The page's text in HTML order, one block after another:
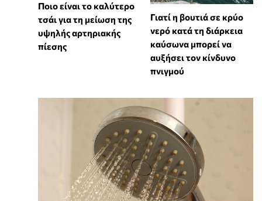
Ποιο είναι το καλύτερο
τσάι για τη μείωση της
υψηλής αρτηριακής
πίεσης
Γιατί η βουτιά σε κρύο
νερό κατά τη διάρκεια
καύσωνα μπορεί να
αυξήσει τον κίνδυνο
πνιγμού